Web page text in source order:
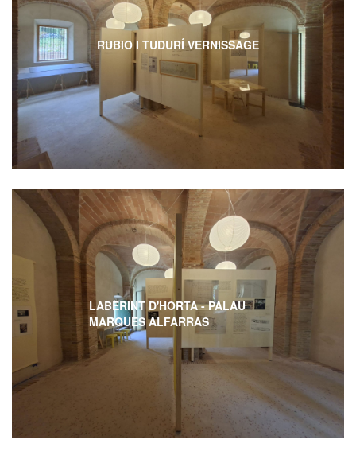
RUBIO I TUDURÍ VERNISSAGE
LABERINT D'HORTA - PALAU
MARQUES ALFARRAS